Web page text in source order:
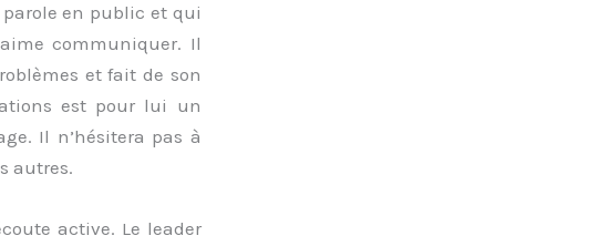
en public et qui
communiquer. Il
et fait de son
est pour lui un
Il n’hésitera pas à
autres.
active. Le leader